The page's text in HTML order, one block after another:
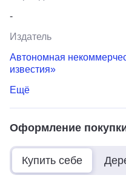
-
Издатель
Автономная
известия»
Ещё
Оформление
Купить себе